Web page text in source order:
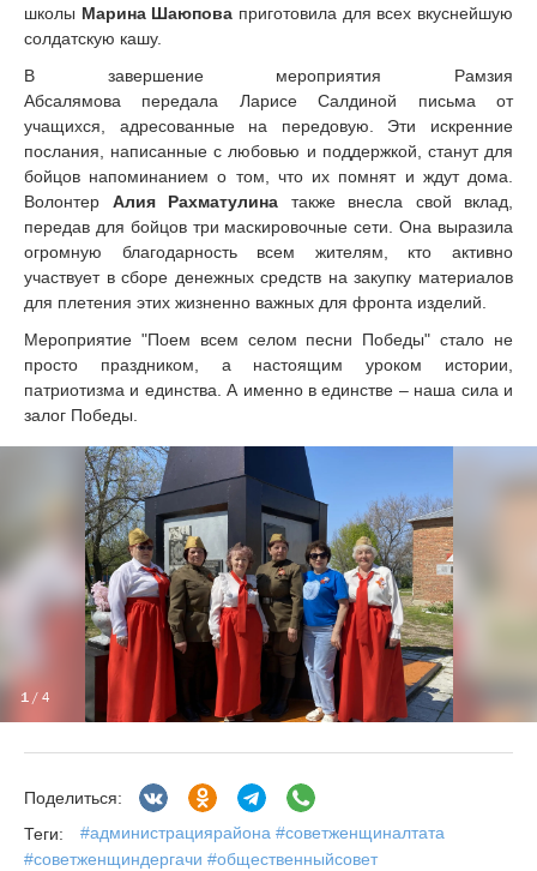
школы Марина Шаюпова приготовила для всех вкуснейшую
солдатскую кашу.
В завершение мероприятия Рамзия
Абсалямова передала Ларисе Салдиной письма от
учащихся, адресованные на передовую. Эти искренние
послания, написанные с любовью и поддержкой, станут для
бойцов напоминанием о том, что их помнят и ждут дома.
Волонтер Алия Рахматулина также внесла свой вклад,
передав для бойцов три маскировочные сети. Она выразила
огромную благодарность всем жителям, кто активно
участвует в сборе денежных средств на закупку материалов
для плетения этих жизненно важных для фронта изделий.
Мероприятие "Поем всем селом песни Победы" стало не
просто праздником, а настоящим уроком истории,
патриотизма и единства. А именно в единстве – наша сила и
залог Победы.
1 / 4
Поделиться:
Теги:
#администрациярайона #советженщиналтата
#советженщиндергачи #общественныйсовет